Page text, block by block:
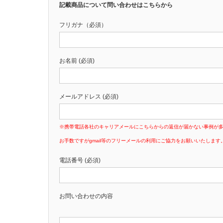
記載商品について問い合わせはこちらから
フリガナ（必須）
お名前 (必須)
メールアドレス (必須)
※携帯電話各社のキャリアメールにこちらからの返信が届かない事例が多
お手数ですがgmail等のフリーメールの利用にご協力をお願いいたします。
電話番号 (必須)
お問い合わせの内容